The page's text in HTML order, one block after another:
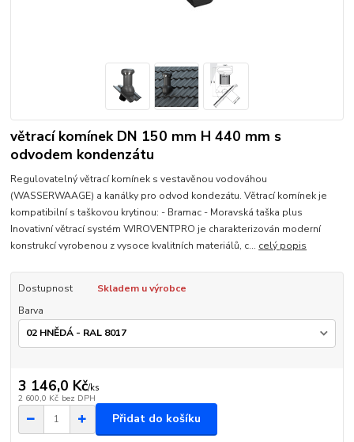
větrací komínek DN 150 mm H 440 mm s
odvodem kondenzátu
Regulovatelný větrací komínek s vestavěnou vodováhou
(WASSERWAAGE) a kanálky pro odvod kondezátu. Větrací komínek je
kompatibilní s taškovou krytinou: - Bramac - Moravská taška plus
Inovativní větrací systém WIROVENTPRO je charakterizován moderní
konstrukcí vyrobenou z vysoce kvalitních materiálů, c... celý popis
Dostupnost
Skladem u výrobce
Barva
3 146,0 Kč/ks
2 600,0 Kč bez DPH
Přidat do košíku